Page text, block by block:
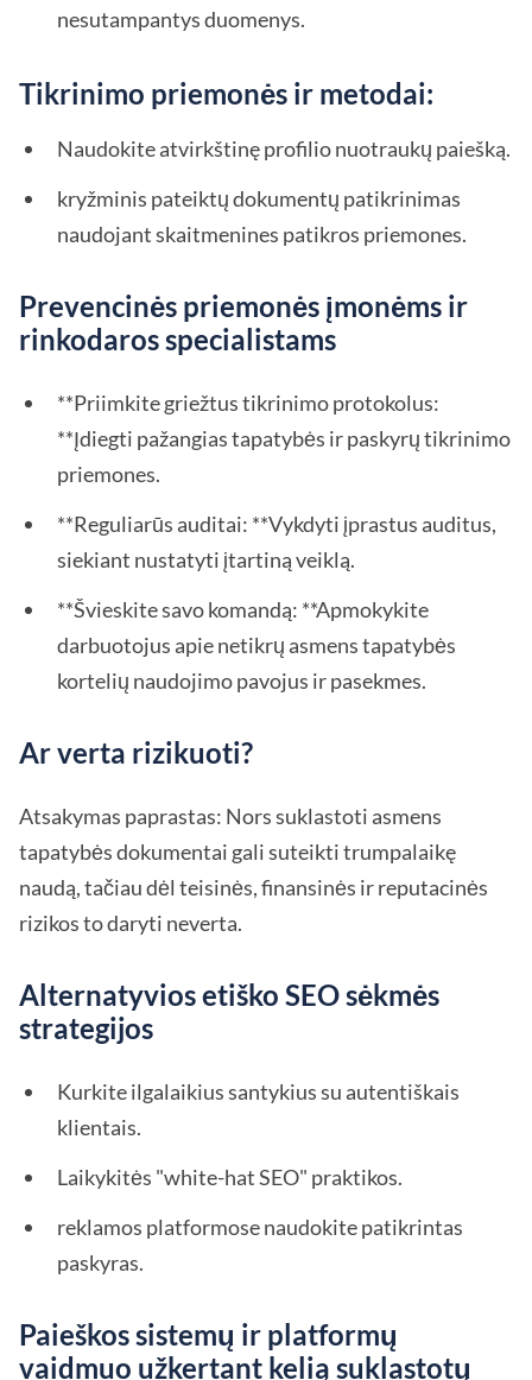
nesutampantys duomenys.
Tikrinimo priemonės ir metodai:
Naudokite atvirkštinę profilio nuotraukų paiešką.
kryžminis pateiktų dokumentų patikrinimas
naudojant skaitmenines patikros priemones.
Prevencinės priemonės įmonėms ir
rinkodaros specialistams
**Priimkite griežtus tikrinimo protokolus:
**Įdiegti pažangias tapatybės ir paskyrų tikrinimo
priemones.
**Reguliarūs auditai: **Vykdyti įprastus auditus,
siekiant nustatyti įtartiną veiklą.
**Švieskite savo komandą: **Apmokykite
darbuotojus apie netikrų asmens tapatybės
kortelių naudojimo pavojus ir pasekmes.
Ar verta rizikuoti?
Atsakymas paprastas: Nors suklastoti asmens
tapatybės dokumentai gali suteikti trumpalaikę
naudą, tačiau dėl teisinės, finansinės ir reputacinės
rizikos to daryti neverta.
Alternatyvios etiško SEO sėkmės
strategijos
Kurkite ilgalaikius santykius su autentiškais
klientais.
Laikykitės "white-hat SEO" praktikos.
reklamos platformose naudokite patikrintas
paskyras.
Paieškos sistemų ir platformų
vaidmuo užkertant kelią suklastotų